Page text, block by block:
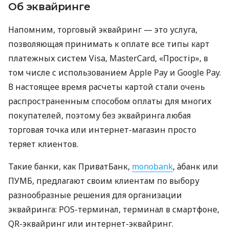
Об эквайринге
Напомним, торговый эквайринг — это услуга,
позволяющая принимать к оплате все типы карт
платежных систем Visa, MasterCard, «Простір», в
том числе с использованием Apple Pay и Google Pay.
В настоящее время расчеты картой стали очень
распространенным способом оплаты для многих
покупателей, поэтому без эквайринга любая
торговая точка или интернет-магазин просто
теряет клиентов.
Такие банки, как ПриватБанк, monobank, àбанк или
ПУМБ, предлагают своим клиентам по выбору
разнообразные решения для организации
эквайринга: POS-терминал, терминал в смартфоне,
QR-эквайринг или интернет-эквайринг.